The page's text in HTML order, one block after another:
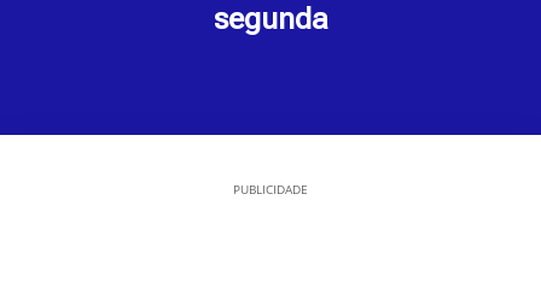
segunda
PUBLICIDADE